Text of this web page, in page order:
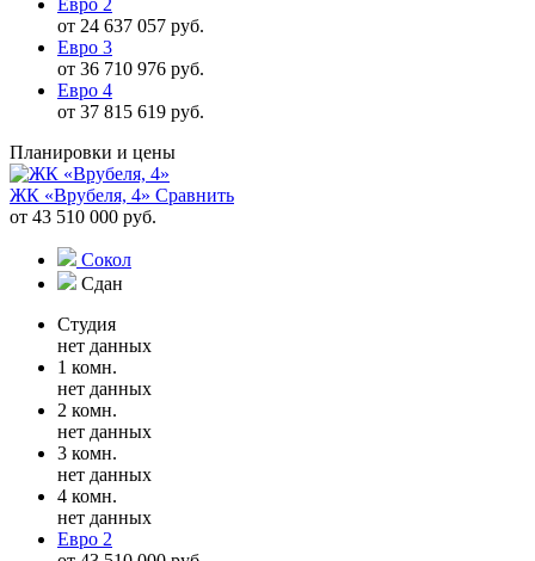
от 24 637 057 руб.
Евро 3
от 36 710 976 руб.
Евро 4
от 37 815 619 руб.
Планировки и цены
ЖК «Врубеля, 4» Сравнить
от 43 510 000 руб.
Сокол
Сдан
Студия
нет данных
1 комн.
нет данных
2 комн.
нет данных
3 комн.
нет данных
4 комн.
нет данных
Евро 2